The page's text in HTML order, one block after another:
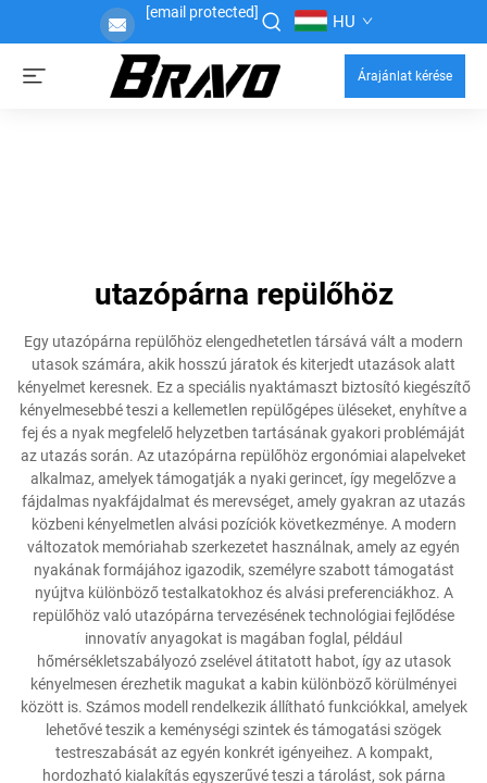
[email protected] HU
Árajánlat kérése
utazópárna repülőhöz
Egy utazópárna repülőhöz elengedhetetlen társává vált a modern
utasok számára, akik hosszú járatok és kiterjedt utazások alatt
kényelmet keresnek. Ez a speciális nyaktámaszt biztosító kiegészítő
kényelmesebbé teszi a kellemetlen repülőgépes üléseket, enyhítve a
fej és a nyak megfelelő helyzetben tartásának gyakori problémáját
az utazás során. Az utazópárna repülőhöz ergonómiai alapelveket
alkalmaz, amelyek támogatják a nyaki gerincet, így megelőzve a
fájdalmas nyakfájdalmat és merevséget, amely gyakran az utazás
közbeni kényelmetlen alvási pozíciók következménye. A modern
változatok memóriahab szerkezetet használnak, amely az egyén
nyakának formájához igazodik, személyre szabott támogatást
nyújtva különböző testalkatokhoz és alvási preferenciákhoz. A
repülőhöz való utazópárna tervezésének technológiai fejlődése
innovatív anyagokat is magában foglal, például
hőmérsékletszabályozó zselével átitatott habot, így az utasok
kényelmesen érezhetik magukat a kabin különböző körülményei
között is. Számos modell rendelkezik állítható funkciókkal, amelyek
lehetővé teszik a keménységi szintek és támogatási szögek
testreszabását az egyén konkrét igényeihez. A kompakt,
hordozható kialakítás egyszerűvé teszi a tárolást, sok párna